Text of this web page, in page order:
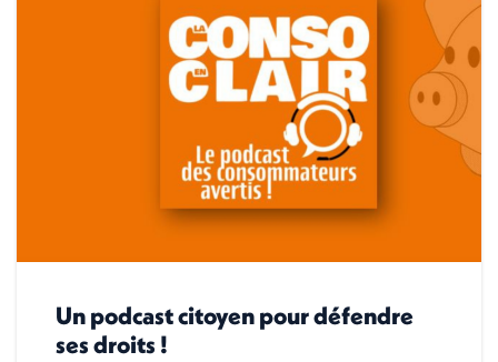
Un podcast citoyen pour défendre
ses droits !